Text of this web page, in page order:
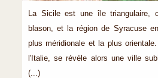
La Sicile est une île triangulaire,
blason, et la région de Syracuse
plus méridionale et la plus
l'Italie, se révèle alors une ville
(...)